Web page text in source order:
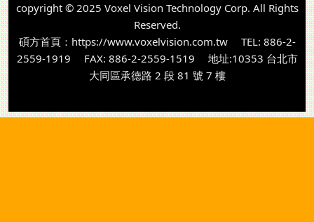
copyright © 2025 Voxel Vision Technology Corp. All Rights
Reserved.
碩方首頁： https://www.voxelvision.com.twTEL: 886-2-
2559-1919 FAX: 886-2-2559-1519 地址:10353 台北市
大同區承德路 2 段 81 號 7 樓